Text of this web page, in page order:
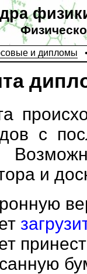
и дипломы
с
и